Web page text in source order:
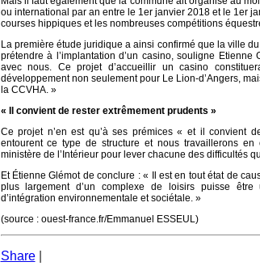
ou international par an entre le 1er janvier 2018 et le 1er
courses hippiques et les nombreuses compétitions
La première étude juridique a ainsi confirmé que la ville
prétendre à l’implantation d’un casino, souligne
avec nous. Ce projet d’accueillir un casino
développement non seulement pour Le Lion-d’Angers,
la CCVHA. »
« Il convient de rester extrêmement prudents »
Ce projet n’en est qu’à ses prémices « et il convient
entourent ce type de structure et nous travaillerons
ministère de l’Intérieur pour lever chacune des difficultés
Et Étienne Glémot de conclure : « Il est en tout état de
plus largement d’un complexe de loisirs puisse
d’intégration environnementale et sociétale. »
(source : ouest-france.fr/Emmanuel ESSEUL)
Share